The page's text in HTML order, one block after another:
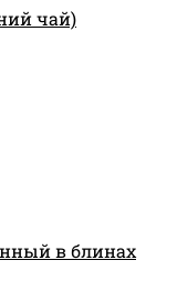
чай)
в блинах